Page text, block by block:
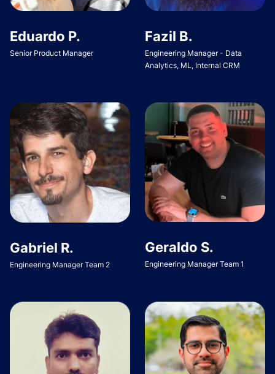
Eduardo P.
Senior Product Manager
Fazil B.
Engineering Manager - Data
Analytics, ML, Internal CRM
Gabriel R.
Engineering Manager Team 2
Geraldo S.
Engineering Manager Team 1